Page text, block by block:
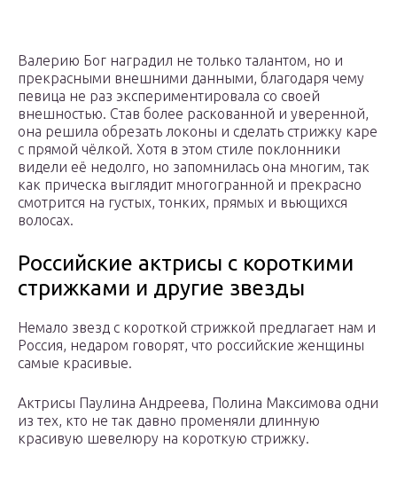
Валерию Бог наградил не только талантом, но и
прекрасными внешними данными, благодаря чему
певица не раз экспериментировала со своей
внешностью. Став более раскованной и уверенной,
она решила обрезать локоны и сделать стрижку каре
с прямой чёлкой. Хотя в этом стиле поклонники
видели её недолго, но запомнилась она многим, так
как прическа выглядит многогранной и прекрасно
смотрится на густых, тонких, прямых и вьющихся
волосах.
Российские актрисы с короткими
стрижками и другие звезды
Немало звезд с короткой стрижкой предлагает нам и
Россия, недаром говорят, что российские женщины
самые красивые.
Актрисы Паулина Андреева, Полина Максимова одни
из тех, кто не так давно променяли длинную
красивую шевелюру на короткую стрижку.